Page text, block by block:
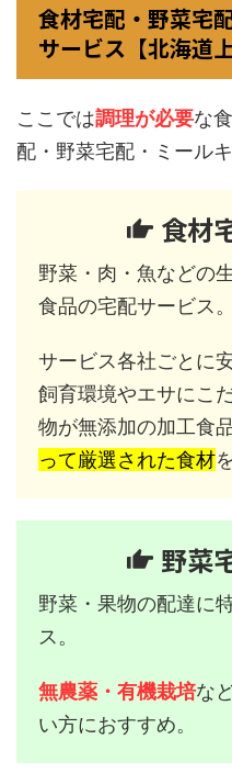
食材宅配・野菜宅
サービス【北海道
ここでは調理が必要な
配・野菜宅配・ミール
食材
野菜・肉・魚などの
食品の宅配サービス。
サービス各社ごとに
飼育環境やエサにこ
物が無添加の加工食
って厳選された食材
野菜
野菜・果物の配達に
ス。
無農薬・有機栽培な
い方におすすめ。